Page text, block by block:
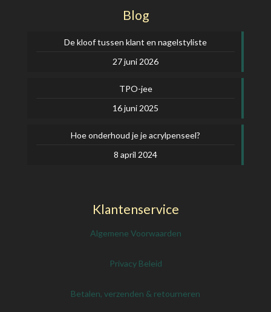
Blog
De kloof tussen klant en nagelstyliste
27 juni 2026
TPO-jee
16 juni 2025
Hoe onderhoud je je acrylpenseel?
8 april 2024
Klantenservice
Algemene Voorwaarden
Privacy Beleid
Betalen, verzenden & retourneren